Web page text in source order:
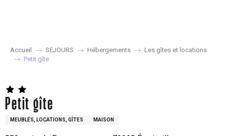
Accueil SEJOURS Hébergements
Les gîtes et locations
Petit gîte
Petit gîte
MEUBLÉS, LOCATIONS, GÎTES MAISON